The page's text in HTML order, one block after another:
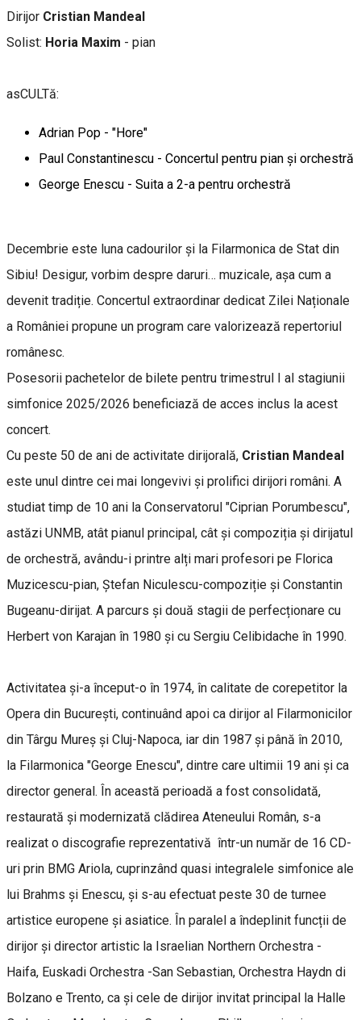
Dirijor Cristian Mandeal
Solist: Horia Maxim - pian
asCULTă:
Adrian Pop - "Hore"
Paul Constantinescu - Concertul pentru pian și orchestră
George Enescu - Suita a 2-a pentru orchestră
Decembrie este luna cadourilor și la Filarmonica de Stat din
Sibiu! Desigur, vorbim despre daruri… muzicale, așa cum a
devenit tradiție. Concertul extraordinar dedicat Zilei Naționale
a României propune un program care valorizează repertoriul
românesc.
Posesorii pachetelor de bilete pentru trimestrul I al stagiunii
simfonice 2025/2026 beneficiază de acces inclus la acest
concert.
Cu peste 50 de ani de activitate dirijorală, Cristian Mandeal
este unul dintre cei mai longevivi și prolifici dirijori români. A
studiat timp de 10 ani la Conservatorul "Ciprian Porumbescu",
astăzi UNMB, atât pianul principal, cât și compoziția și dirijatul
de orchestră, avându-i printre alți mari profesori pe Florica
Muzicescu-pian, Ștefan Niculescu-compoziție și Constantin
Bugeanu-dirijat. A parcurs și două stagii de perfecționare cu
Herbert von Karajan în 1980 și cu Sergiu Celibidache în 1990.
Activitatea și-a început-o în 1974, în calitate de corepetitor la
Opera din București, continuând apoi ca dirijor al Filarmonicilor
din Târgu Mureș și Cluj-Napoca, iar din 1987 și până în 2010,
la Filarmonica "George Enescu", dintre care ultimii 19 ani și ca
director general. În această perioadă a fost consolidată,
restaurată și modernizată clădirea Ateneului Român, s-a
realizat o discografie reprezentativă într-un număr de 16 CD-
uri prin BMG Ariola, cuprinzând quasi integralele simfonice ale
lui Brahms și Enescu, și s-au efectuat peste 30 de turnee
artistice europene și asiatice. În paralel a îndeplinit funcții de
dirijor și director artistic la Israelian Northern Orchestra -
Haifa, Euskadi Orchestra -San Sebastian, Orchestra Haydn di
Bolzano e Trento, ca și cele de dirijor invitat principal la Halle